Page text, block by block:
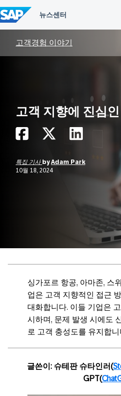
텐
츠
건
고객경험 이야기
고객 지향에 진심
특집 기사 byAdam Park
10월 18, 2024
싱가포르 항공, 아마존, 스
업은 고객 지향적인 접근
대화합니다. 이들 기업은
시하며, 문제 발생 시에도
로 고객 충성도를 유지합니
글쓴이: 슈테판 슈타인러(
GPT(